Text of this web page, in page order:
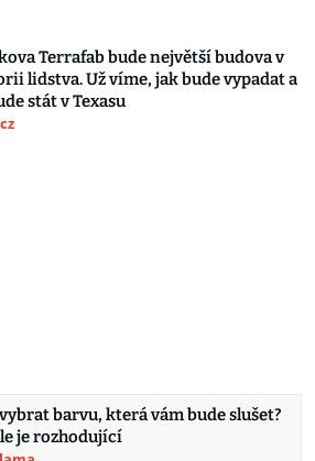
Terrafab bude největší budova v
lidstva. Už víme, jak bude vypadat a
stát v Texasu
barvu, která vám bude slušet?
je rozhodující